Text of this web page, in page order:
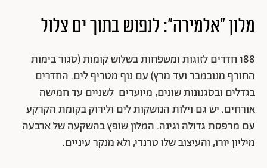
מלון "אלמירה": לנפוש בתוך ים צלול
188 חדרים לזוגות ומשפחות בשלוש קומות (סגור בימות
החורף מנובמבר ועד מרץ) עם נוף מטריף לים. החדרים
בגדלים ובסגנונות שונים, מיועדים לשניים עד חמישה
אורחים. יש גם וילות הנושקות לים ולירוק בקומת הקרקע
עם מרפסת גדולה וגינה. המלון שופץ בהשקעה של ארבעה
מיליון יורו, והעיצוב שלו טרנדי, ולא מנקר עיניים.